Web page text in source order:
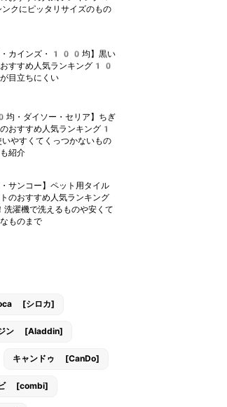
クにピッタリサイズのもの
・カインズ・100均】黒い
おすすめ人気ランキング10
目立ちにくい
・ダイソー・セリア】ちぎ
おすすめ人気ランキング1
やすくてくっつかないもの
紹介
・サンコー】ペット用タイル
のおすすめ人気ランキング
濯機で洗えるものや安くて
ものまで
[シロカ]
ン [Aladdin]
キャンドゥ [CanDo]
[combi]